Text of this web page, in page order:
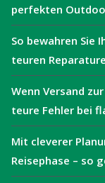
perfekten
So bewahren Sie
teuren
Wenn Versand
teure Fehler bei
Mit cleverer
Reisephase – so